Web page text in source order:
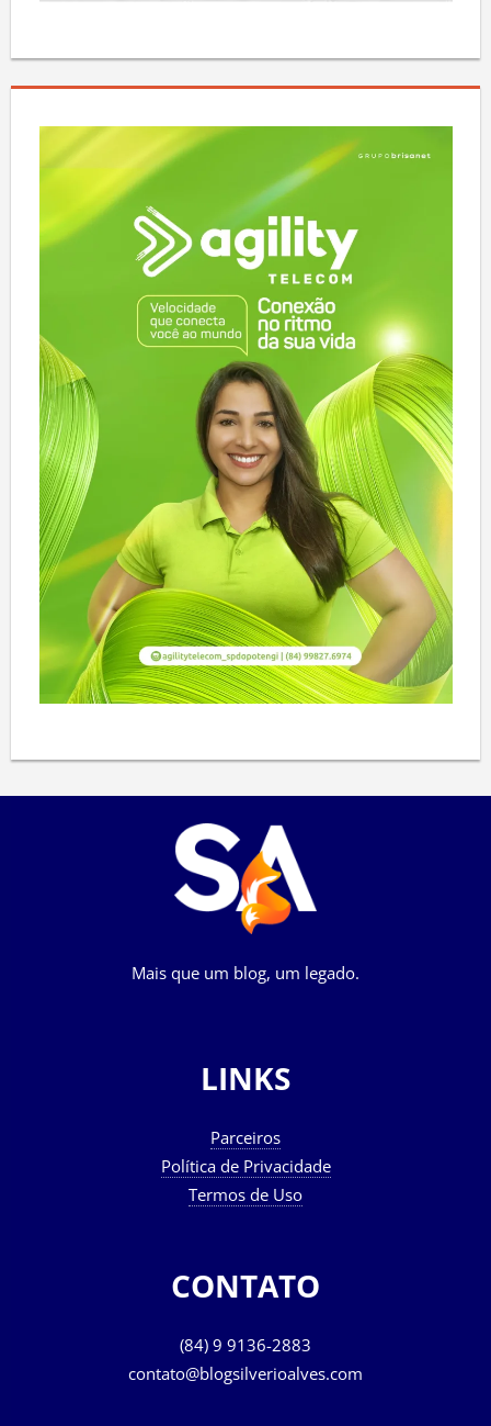
Mais que um blog, um legado.
LINKS
Parceiros
Política de Privacidade
Termos de Uso
CONTATO
(84) 9 9136-2883
contato@blogsilverioalves.com